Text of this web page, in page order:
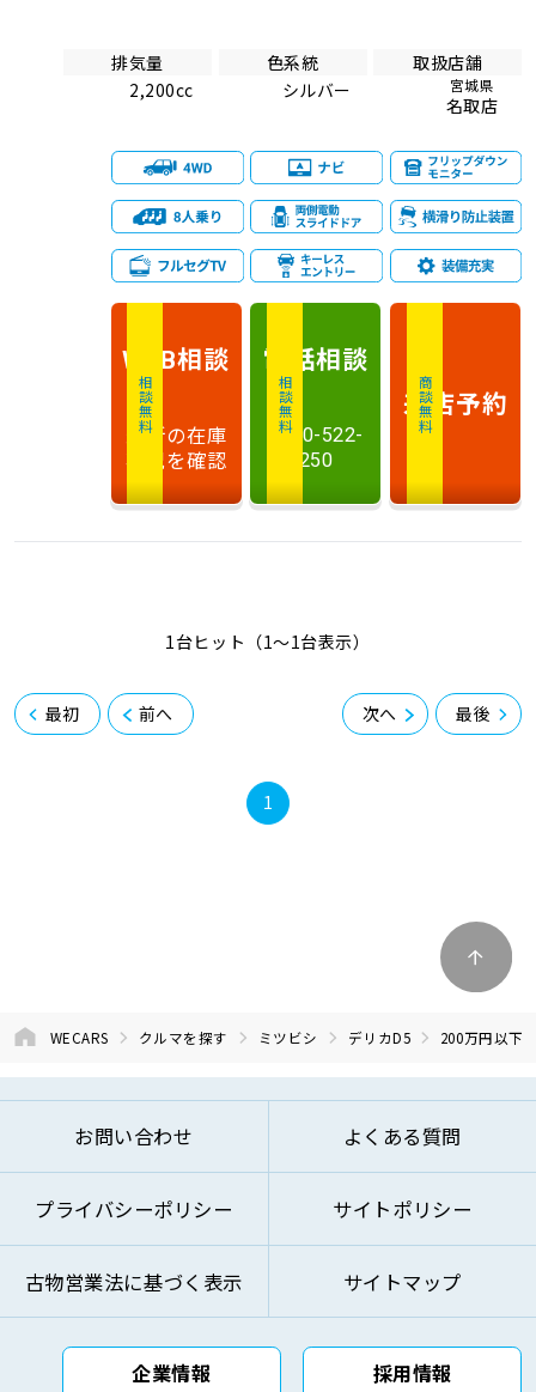
排気量
2,200cc
色系統
シルバー
取扱店舗
宮城県
名取店
相談無料
WEB相談
最新の在庫
状況を確認
相談無料
電話相談
0120-522-
250
商談無料
来店予約
1台ヒット（1〜1台表示）
最初 前へ
1
次へ 最後
WECARS クルマを探す ミツビシ デリカD5 200万円以下
お問い合わせ よくある質問
プライバシーポリシー サイトポリシー
古物営業法に基づく表示 サイトマップ
企業情報 採用情報